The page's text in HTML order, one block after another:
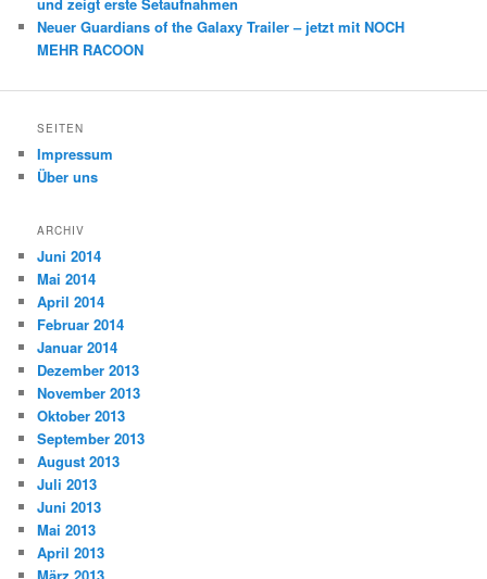
Neuer Guardians of the Galaxy Trailer – jetzt mit NOCH
MEHR RACOON
SEITEN
Impressum
Über uns
ARCHIV
Juni 2014
Mai 2014
April 2014
Februar 2014
Januar 2014
Dezember 2013
November 2013
Oktober 2013
September 2013
August 2013
Juli 2013
Juni 2013
Mai 2013
April 2013